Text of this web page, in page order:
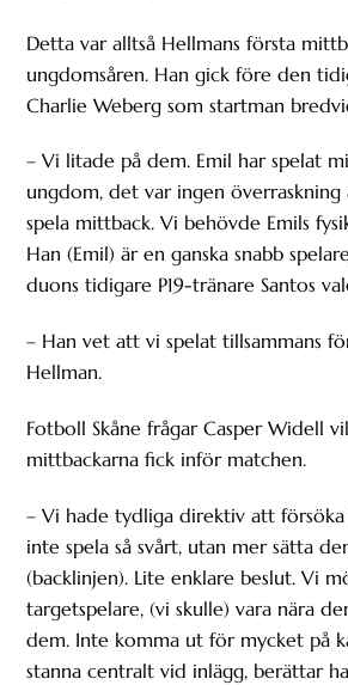
Detta var alltså Hellmans första
ungdomsåren. Han gick före den
Charlie Weberg som startman
– Vi litade på dem. Emil har spelat
ungdom, det var ingen
spela mittback. Vi behövde Emils
Han (Emil) är en ganska snabb
duons tidigare P19-tränare Santos
– Han vet att vi spelat tillsammans
Hellman.
Fotboll Skåne frågar Casper Widell
mittbackarna fick inför matchen.
– Vi hade tydliga direktiv att
inte spela så svårt, utan mer sätta
(backlinjen). Lite enklare beslut. Vi
targetspelare, (vi skulle) vara nära
dem. Inte komma ut för mycket på
stanna centralt vid inlägg, berättar